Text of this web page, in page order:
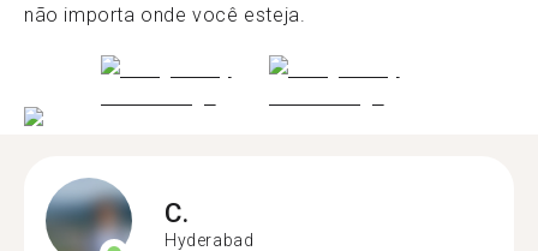
não importa onde você esteja.
C.
Hyderabad